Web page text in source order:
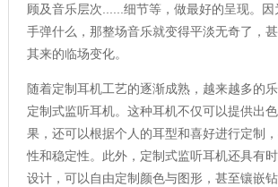
顾及音乐层次......细节等，做最好的呈现。
手弹什么，那整场音乐就变得平淡无奇了，
其来的临场变化。
随着定制耳机工艺的逐渐成熟，越来越多的
定制式监听耳机。这种耳机不仅可以提供出
果，还可以根据个人的耳型和喜好进行定制
性和稳定性。此外，定制式监听耳机还具有
设计，可以自由定制颜色与图形，甚至镶嵌